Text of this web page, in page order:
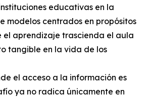
educativas en la
modelos centrados en propósitos
el aprendizaje trascienda el aula
tangible en la vida de los
el acceso a la información es
ya no radica únicamente en